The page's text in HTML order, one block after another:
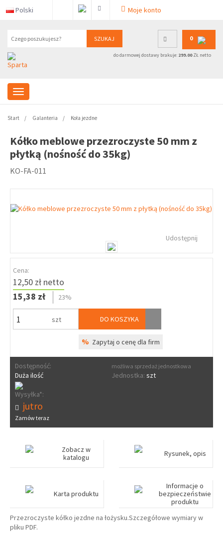
Polski Moje konto
SZUKAJ 0
do darmowej dostawy brakuje: 299.00ZŁ netto
Start Galanteria Koła jezdne
Kółko meblowe przezroczyste 50 mm z
płytką (nośność do 35kg)
KO-FA-011
Udostępnij
Cena:
12,50 zł netto
15,38 zł
23%
szt DO KOSZYKA
% Zapytaj o cenę dla firm
Dostępność:
Duża ilość
możliwa sprzedaż jednostkowa
Jednostka: szt
Wysyłka*:
jutro
Zamów teraz
Zobacz w
katalogu
Rysunek, opis
Karta produktu
Informacje o
bezpieczeństwie
produktu
Przezroczyste kółko jezdne na łożysku.Szczegółowe wymiary w
pliku PDF.